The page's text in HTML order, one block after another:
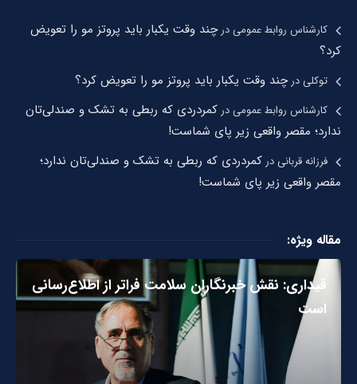
کارشناس روابط عمومیدرچند وقت یکبار باید پروتز مو را تعویض
کرد؟
توکلیدرچند وقت یکبار باید پروتز مو را تعویض کرد؟
کارشناس روابط عمومیدرکمردردی که ربطی به تشک و صندلی‌تان
ندارد؛ مقصر واقعی زیر پای شماست!
فرزانه قربانیدرکمردردی که ربطی به تشک و صندلی‌تان ندارد؛
مقصر واقعی زیر پای شماست!
مقاله ویژه:
قیداری: نقش خبرنگاران سلامت فراتر از اطلاع‌رسانی
است